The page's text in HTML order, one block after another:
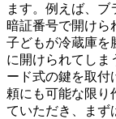
ます。例えば、
暗証番号で開けら
子どもが冷蔵庫を
に開けられてしま
ード式の鍵を取付
頼にも可能な限り
ていただき、まず